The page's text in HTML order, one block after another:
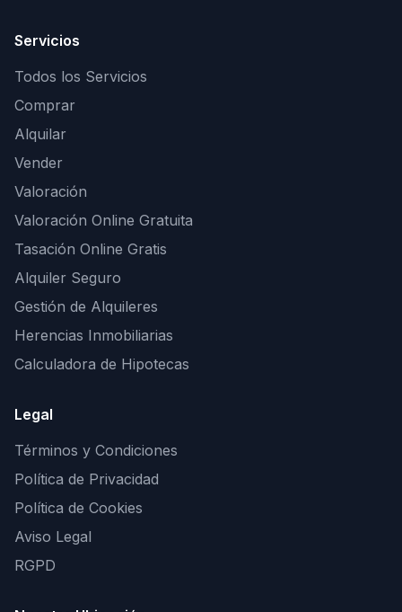
Servicios
Todos los Servicios
Comprar
Alquilar
Vender
Valoración
Valoración Online Gratuita
Tasación Online Gratis
Alquiler Seguro
Gestión de Alquileres
Herencias Inmobiliarias
Calculadora de Hipotecas
Legal
Términos y Condiciones
Política de Privacidad
Política de Cookies
Aviso Legal
RGPD